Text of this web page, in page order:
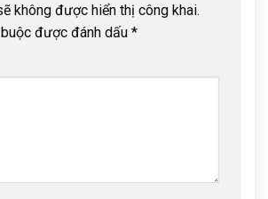
không được hiển thị công khai.
được đánh dấu *